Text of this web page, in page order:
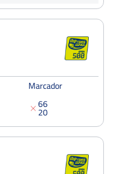
Marcador
6
2
6
0